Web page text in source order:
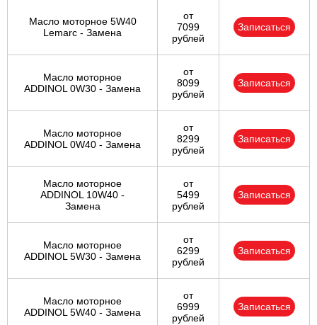
Масло моторное 5W40
Lemarc - Замена
от
7099
рублей
Записаться
Масло моторное
ADDINOL 0W30 - Замена
от
8099
рублей
Записаться
Масло моторное
ADDINOL 0W40 - Замена
от
8299
рублей
Записаться
Масло моторное
ADDINOL 10W40 -
Замена
от
5499
рублей
Записаться
Масло моторное
ADDINOL 5W30 - Замена
от
6299
рублей
Записаться
Масло моторное
ADDINOL 5W40 - Замена
от
6999
рублей
Записаться